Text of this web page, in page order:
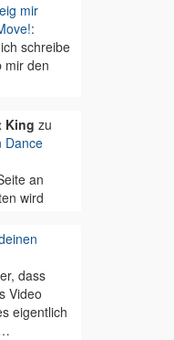
mir
:
schreibe
mir den
King zu
Dance
an
wird
dass
Video
eigentlich